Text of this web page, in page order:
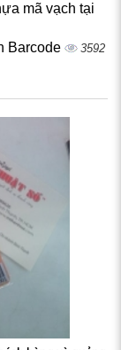
mã vạch tại
Barcode 3592